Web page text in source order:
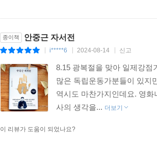
종이책 안중근 자서전
i*****6 2024-08-14 신고
8.15 광복절을 맞아 일제강점
많은 독립운동가분들이 있지
역시도 마찬가지인데요. 영
사의 생각을... 더보기
이 리뷰가 도움이 되었나요?